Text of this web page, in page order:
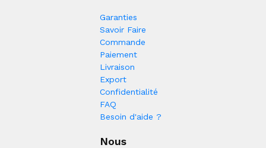
Garanties
Savoir Faire
Commande
Paiement
Livraison
Export
Confidentialité
FAQ
Besoin d'aide ?
Nous